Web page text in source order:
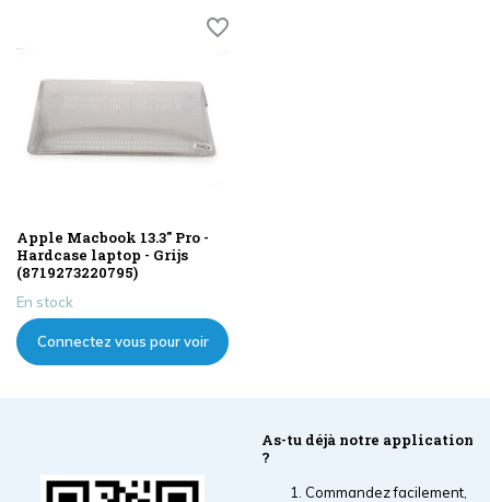
Apple Macbook 13.3" Pro -
Hardcase laptop - Grijs
(8719273220795)
En stock
Connectez vous pour voir
As-tu déjà notre application
?
Commandez facilement,